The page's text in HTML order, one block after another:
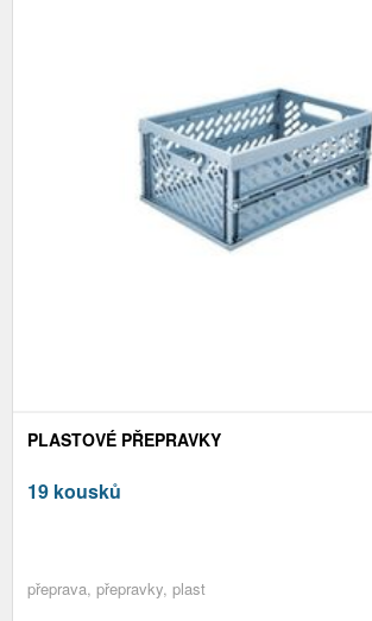
PLASTOVÉ PŘEPRAVKY
19 kousků
přeprava, přepravky, plast